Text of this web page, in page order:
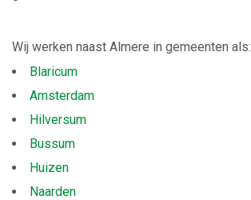
Wij werken naast Almere in gemeenten als:
Blaricum
Amsterdam
Hilversum
Bussum
Huizen
Naarden